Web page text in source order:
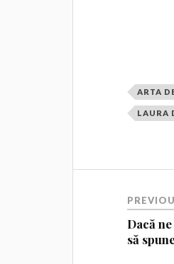
ARTA
LAURA
Dacă
să